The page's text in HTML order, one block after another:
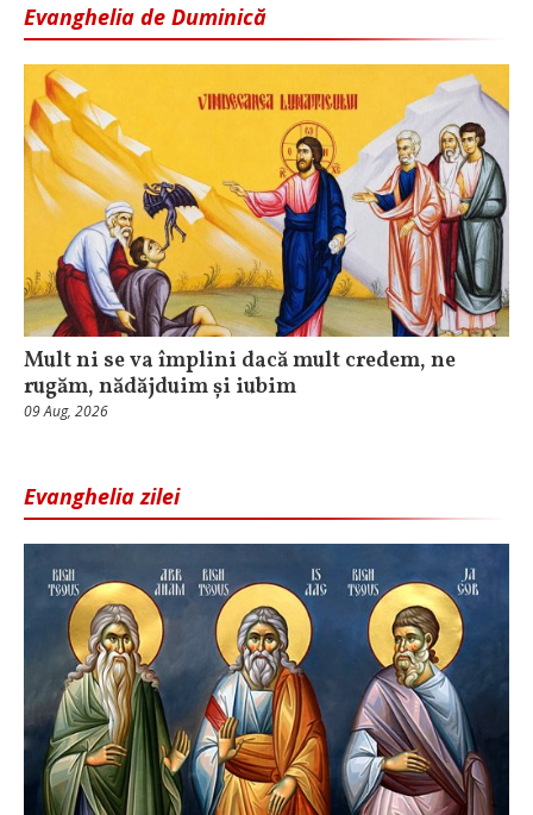
Evanghelia de Duminică
Mult ni se va împlini dacă mult credem, ne
rugăm, nădăjduim și iubim
09 Aug, 2026
Evanghelia zilei